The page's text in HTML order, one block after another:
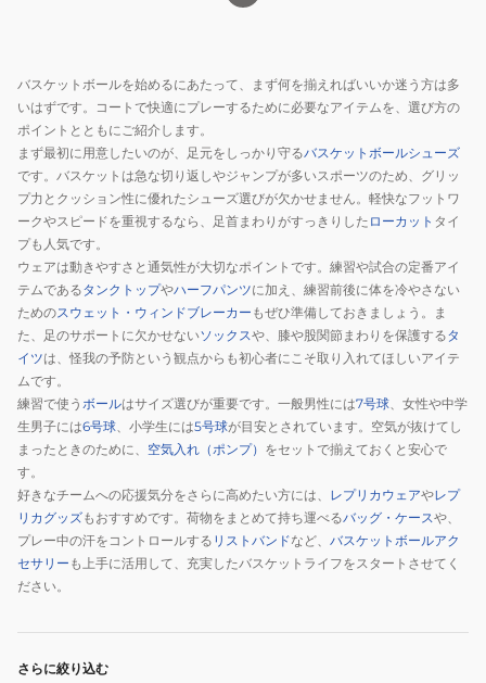
バスケットボールを始めるにあたって、まず何を揃えればいいか迷う方は多
いはずです。コートで快適にプレーするために必要なアイテムを、選び方の
ポイントとともにご紹介します。
まず最初に用意したいのが、足元をしっかり守るバスケットボールシューズ
です。バスケットは急な切り返しやジャンプが多いスポーツのため、グリッ
プ力とクッション性に優れたシューズ選びが欠かせません。軽快なフットワ
ークやスピードを重視するなら、足首まわりがすっきりした ローカット タイ
プも人気です。
ウェアは動きやすさと通気性が大切なポイントです。練習や試合の定番アイ
テムであるタンクトップやハーフパンツに加え、練習前後に体を冷やさない
ためのスウェット・ウィンドブレーカー もぜひ準備しておきましょう。ま
た、足のサポートに欠かせないソックスや、膝や股関節まわりを保護するタ
イツは、怪我の予防という観点からも初心者にこそ取り入れてほしいアイテ
ムです。
練習で使う ボールはサイズ選びが重要です。一般男性には7号球、女性や中学
生男子には6号球、小学生には5号球が目安とされています。空気が抜けてし
まったときのために、 空気入れ（ポンプ） をセットで揃えておくと安心で
す。
好きなチームへの応援気分をさらに高めたい方には、 レプリカウェアやレプ
リカグッズもおすすめです。荷物をまとめて持ち運べるバッグ・ケースや、
プレー中の汗をコントロールする リストバンドなど、 バスケットボールアク
セサリー も上手に活用して、充実したバスケットライフをスタートさせてく
ださい。
さらに絞り込む